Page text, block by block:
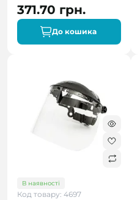
371.70 грн.
До кошика
В наявності
Код товару: 4697